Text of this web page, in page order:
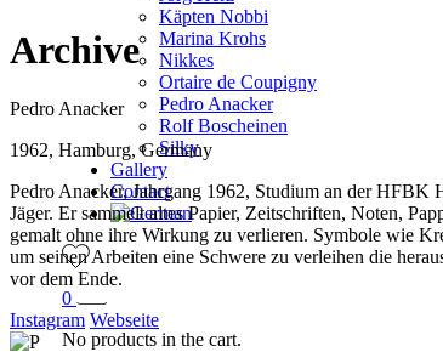
Käpten Nobbi
Marina Krohs
Nikkes
Ortaire de Coupigny
Pedro Anacker
Rolf Boscheinen
Silky
Gallery
Contact
0
No products in the cart.
Archive
Pedro Anacker
1962, Hamburg, Germany
Pedro Anacker, Jahrgang 1962, Studium an der HFBK
Jäger. Er sammelt altes Papier, Zeitschriften, Noten,
gemalt ohne ihre Wirkung zu verlieren. Symbole wie
um seinen Arbeiten eine Schwere zu verleihen die
vor dem Ende.
Instagram Webseite